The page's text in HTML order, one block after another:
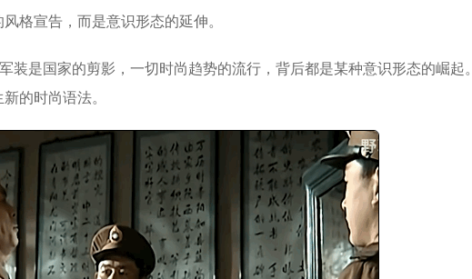
格宣告，而是意识形态的延伸。
装是国家的剪影，一切时尚趋势的流行，背后都是某种意识形态的崛起
的时尚语法。